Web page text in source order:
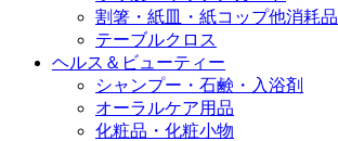
割箸・紙皿・紙コップ他消耗品
テーブルクロス
ヘルス＆ビューティー
シャンプー・石鹸・入浴剤
オーラルケア用品
化粧品・化粧小物